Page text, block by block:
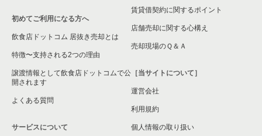
初めてご利用になる方へ
飲食店ドットコム 居抜き売却とは
特徴〜支持される2つの理由
譲渡情報として飲食店ドットコムで公
開されます
よくある質問
サービスについて
賃貸借契約に関するポイント
店舗売却に関する心構え
売却現場のＱ＆Ａ
［当サイトについて］
運営会社
利用規約
個人情報の取り扱い